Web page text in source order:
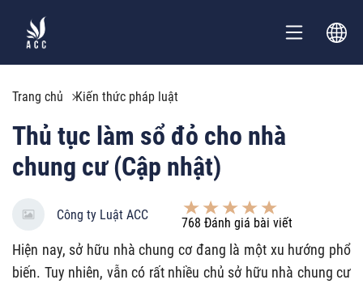
Trang chủ Kiến thức pháp luật
Thủ tục làm sổ đỏ cho nhà
chung cư (Cập nhật)
Công ty Luật ACC
768 Đánh giá bài viết
Hiện nay, sở hữu nhà chung cơ đang là một xu hướng phổ
biến. Tuy nhiên, vẫn có rất nhiều chủ sở hữu nhà chung cư